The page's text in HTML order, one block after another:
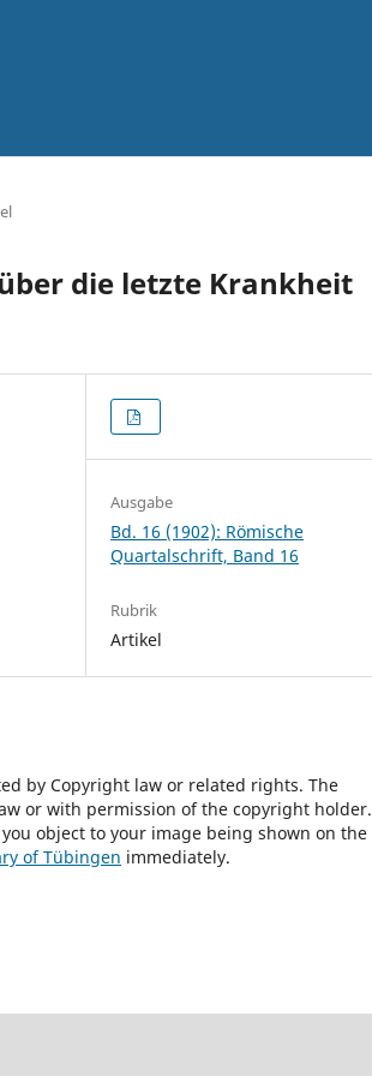
die letzte Krankheit
Ausgabe
Bd. 16 (1902): Römische
Quartalschrift, Band 16
Rubrik
Artikel
by Copyright law or related rights. The
or with permission of the copyright holder.
object to your image being shown on the
of Tübingen immediately.